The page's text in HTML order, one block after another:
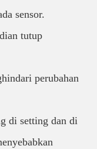
sensor.
tutup
perubahan
di setting dan di